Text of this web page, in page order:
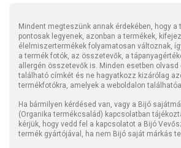
Mindent megteszünk annak érdekében, hogy
pontosak legyenek, azonban a termékek,
élelmiszertermékek folyamatosan változnak,
a termék fotók, az összetevők, a
allergén összetevők is. Minden esetben olvasd
található címkét és ne hagyatkozz kizárólag
termékfotókra, amelyek a weboldalon
Ha bármilyen kérdésed van, vagy a Bijó
(Organika termékcsalád) kapcsolatban
kérjük, hogy vedd fel a kapcsolatot a Bijó
termék gyártójával, ha nem Bijó saját márkás